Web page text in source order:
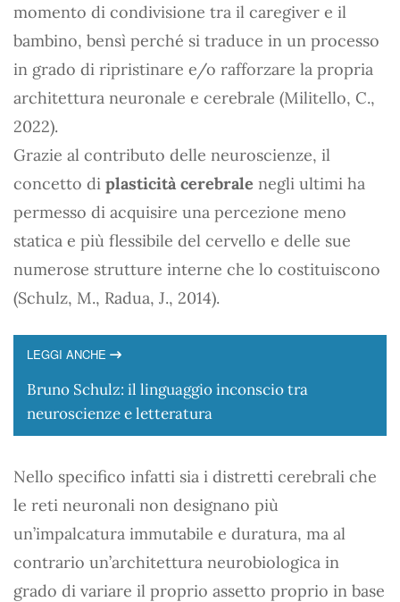
momento di condivisione tra il caregiver e il
bambino, bensì perché si traduce in un processo
in grado di ripristinare e/o rafforzare la propria
architettura neuronale e cerebrale (Militello, C.,
2022).
Grazie al contributo delle neuroscienze, il
concetto di plasticità cerebrale negli ultimi ha
permesso di acquisire una percezione meno
statica e più flessibile del cervello e delle sue
numerose strutture interne che lo costituiscono
(Schulz, M., Radua, J., 2014).
LEGGI ANCHE
Bruno Schulz: il linguaggio inconscio tra
neuroscienze e letteratura
Nello specifico infatti sia i distretti cerebrali che
le reti neuronali non designano più
un’impalcatura immutabile e duratura, ma al
contrario un’architettura neurobiologica in
grado di variare il proprio assetto proprio in base